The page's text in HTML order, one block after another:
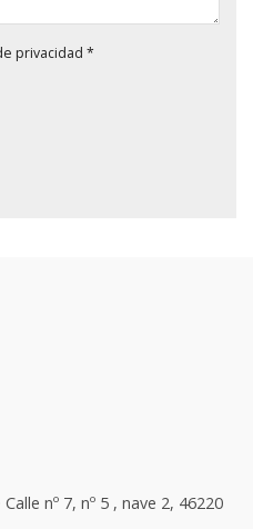
privacidad *
nº 7, nº 5 , nave 2, 46220